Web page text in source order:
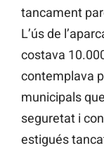
tancament
L’ús de
costava
contemplava
municipals
seguretat i
estigués